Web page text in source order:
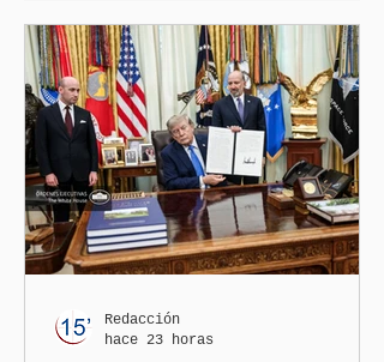
restablecimiento de las
relaciones diplomáticas
entre los gobiernos de
México y Perú. “Es
importante que más allá de
la orientación política de
los gobiernos —porque hay
orientaciones políticas de
los gobiernos, llegan por
— es importante que México
tenga relaciones
Redacción
hace 23 horas